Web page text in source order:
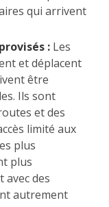
qui arrivent
: Les
et déplacent
être
Ils sont
et des
limité aux
plus
plus
avec des
autrement